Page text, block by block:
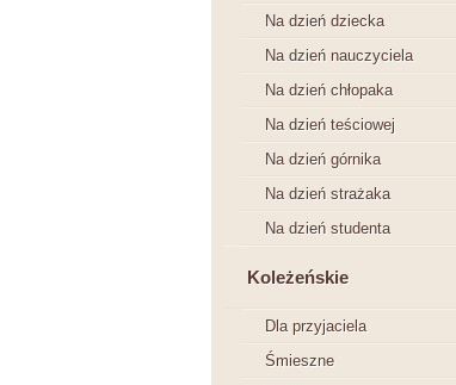
Na dzień dziecka
Na dzień nauczyciela
Na dzień chłopaka
Na dzień teściowej
Na dzień górnika
Na dzień strażaka
Na dzień studenta
Koleżeńskie
Dla przyjaciela
Śmieszne